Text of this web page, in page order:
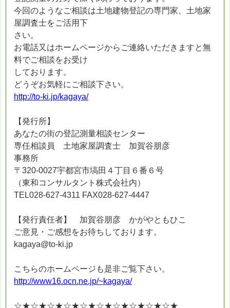
今回のようなご相談は土地建物登記の専門家、土地家
屋調査士をご活用下
さい。
お電話又はホームページからご連絡いただきますと無
料でご相談をお受け
しております。
どうぞお気軽にご相談下さい。
http://to-ki.jp/kagaya/
【発行所】
あなたの街の登記測量相談センター
専任相談員 土地家屋調査士 加賀谷朋彦
事務所
〒320-0027宇都宮市塙田４丁目６番６号
（東和コンサルタント株式会社内）
TEL028-627-4311 FAX028-627-4447
【発行責任者】 加賀谷朋彦 かがやともひこ
ご意見・ご感想をお待ちしております。
kagaya@to-ki.jp
こちらのホームページも是非ご覧下さい。
http://www16.ocn.ne.jp/~kagaya/
☆★☆★☆★☆★☆★☆★☆★☆★☆★☆★